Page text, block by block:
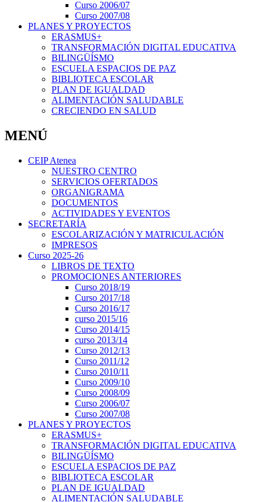
Curso 2006/07
Curso 2007/08
PLANES Y PROYECTOS
ERASMUS+
TRANSFORMACIÓN DIGITAL EDUCATIVA
BILINGÜÍSMO
ESCUELA ESPACIOS DE PAZ
BIBLIOTECA ESCOLAR
PLAN DE IGUALDAD
ALIMENTACIÓN SALUDABLE
CRECIENDO EN SALUD
MENÚ
CEIP Atenea
NUESTRO CENTRO
SERVICIOS OFERTADOS
ORGANIGRAMA
DOCUMENTOS
ACTIVIDADES Y EVENTOS
SECRETARÍA
ESCOLARIZACIÓN Y MATRICULACIÓN
IMPRESOS
Curso 2025-26
LIBROS DE TEXTO
PROMOCIONES ANTERIORES
Curso 2018/19
Curso 2017/18
Curso 2016/17
curso 2015/16
Curso 2014/15
curso 2013/14
Curso 2012/13
Curso 2011/12
Curso 2010/11
Curso 2009/10
Curso 2008/09
Curso 2006/07
Curso 2007/08
PLANES Y PROYECTOS
ERASMUS+
TRANSFORMACIÓN DIGITAL EDUCATIVA
BILINGÜÍSMO
ESCUELA ESPACIOS DE PAZ
BIBLIOTECA ESCOLAR
PLAN DE IGUALDAD
ALIMENTACIÓN SALUDABLE